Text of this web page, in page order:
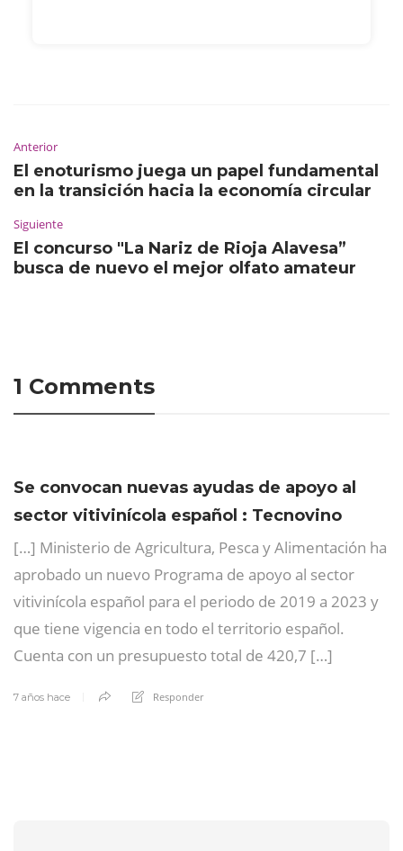
Anterior
El enoturismo juega un papel fundamental
en la transición hacia la economía circular
Siguiente
El concurso "La Nariz de Rioja Alavesa”
busca de nuevo el mejor olfato amateur
1 Comments
Se convocan nuevas ayudas de apoyo al
sector vitivinícola español : Tecnovino
[…] Ministerio de Agricultura, Pesca y Alimentación ha
aprobado un nuevo Programa de apoyo al sector
vitivinícola español para el periodo de 2019 a 2023 y
que tiene vigencia en todo el territorio español.
Cuenta con un presupuesto total de 420,7 […]
7 años hace Responder